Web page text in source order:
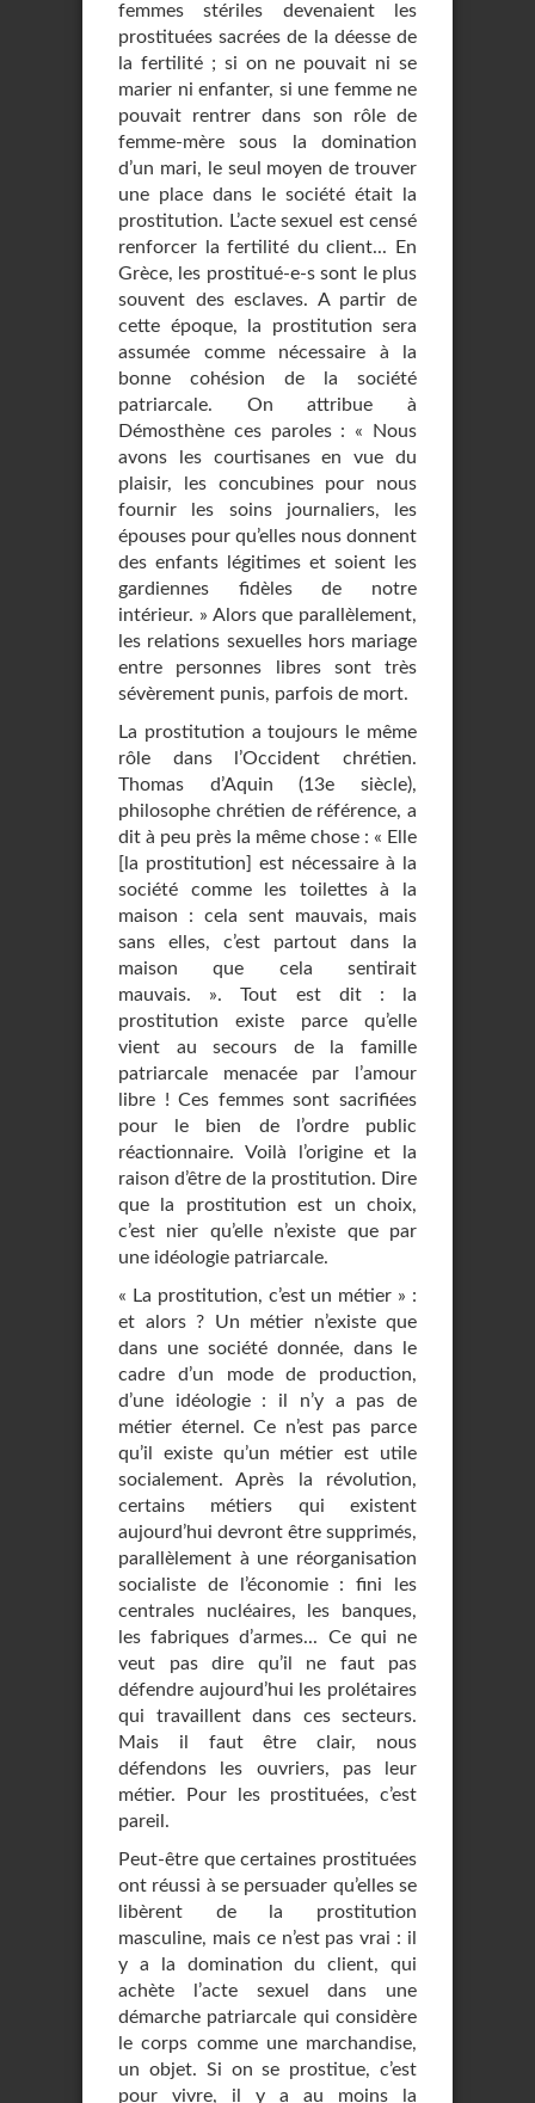
femmes stériles devenaient les
prostituées sacrées de la déesse de
la fertilité ; si on ne pouvait ni se
marier ni enfanter, si une femme ne
pouvait rentrer dans son rôle de
femme-mère sous la domination
d’un mari, le seul moyen de trouver
une place dans le société était la
prostitution. L’acte sexuel est censé
renforcer la fertilité du client... En
Grèce, les prostitué-e-s sont le plus
souvent des esclaves. A partir de
cette époque, la prostitution sera
assumée comme nécessaire à la
bonne cohésion de la société
patriarcale. On attribue à
Démosthène ces paroles : « Nous
avons les courtisanes en vue du
plaisir, les concubines pour nous
fournir les soins journaliers, les
épouses pour qu’elles nous donnent
des enfants légitimes et soient les
gardiennes fidèles de notre
intérieur. » Alors que parallèlement,
les relations sexuelles hors mariage
entre personnes libres sont très
sévèrement punis, parfois de mort.
La prostitution a toujours le même
rôle dans l’Occident chrétien.
Thomas d’Aquin (13e siècle),
philosophe chrétien de référence, a
dit à peu près la même chose : « Elle
[la prostitution] est nécessaire à la
société comme les toilettes à la
maison : cela sent mauvais, mais
sans elles, c’est partout dans la
maison que cela sentirait
mauvais. ». Tout est dit : la
prostitution existe parce qu’elle
vient au secours de la famille
patriarcale menacée par l’amour
libre ! Ces femmes sont sacrifiées
pour le bien de l’ordre public
réactionnaire. Voilà l’origine et la
raison d’être de la prostitution. Dire
que la prostitution est un choix,
c’est nier qu’elle n’existe que par
une idéologie patriarcale.
« La prostitution, c’est un métier » :
et alors ? Un métier n’existe que
dans une société donnée, dans le
cadre d’un mode de production,
d’une idéologie : il n’y a pas de
métier éternel. Ce n’est pas parce
qu’il existe qu’un métier est utile
socialement. Après la révolution,
certains métiers qui existent
aujourd’hui devront être supprimés,
parallèlement à une réorganisation
socialiste de l’économie : fini les
centrales nucléaires, les banques,
les fabriques d’armes... Ce qui ne
veut pas dire qu’il ne faut pas
défendre aujourd’hui les prolétaires
qui travaillent dans ces secteurs.
Mais il faut être clair, nous
défendons les ouvriers, pas leur
métier. Pour les prostituées, c’est
pareil.
Peut-être que certaines prostituées
ont réussi à se persuader qu’elles se
libèrent de la prostitution
masculine, mais ce n’est pas vrai : il
y a la domination du client, qui
achète l’acte sexuel dans une
démarche patriarcale qui considère
le corps comme une marchandise,
un objet. Si on se prostitue, c’est
pour vivre, il y a au moins la